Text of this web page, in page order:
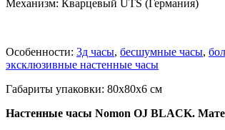
Механизм: Кварцевый UTS (Германия)
Особенности: 3д часы, бесшумные часы,
эксклюзивные настенные часы
Габариты упаковки: 80x80x6 см
Настенные часы Nomon OJ BLACK.